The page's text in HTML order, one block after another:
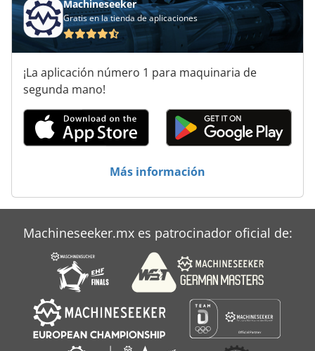
Máquinas Para
Obras De Construcción
Para Trabajar La Madera
Puesto De Trabajo
Trituradora De Piedra
Áreas De Aplicación
Machineseeker
Gratis en la tienda de aplicaciones
¡La aplicación número 1 para maquinaria de
segunda mano!
Más información
Machineseeker.mx es patrocinador oficial de: